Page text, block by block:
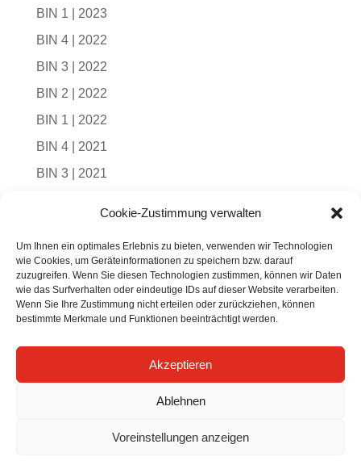
Cookie-Zustimmung verwalten
Um Ihnen ein optimales Erlebnis zu bieten, verwenden wir Technologien
wie Cookies, um Geräteinformationen zu speichern bzw. darauf
zuzugreifen. Wenn Sie diesen Technologien zustimmen, können wir Daten
wie das Surfverhalten oder eindeutige IDs auf dieser Website verarbeiten.
Wenn Sie Ihre Zustimmung nicht erteilen oder zurückziehen, können
bestimmte Merkmale und Funktionen beeinträchtigt werden.
Akzeptieren
Ablehnen
Voreinstellungen anzeigen
BIN 1 | 2023
BIN 4 | 2022
BIN 3 | 2022
BIN 2 | 2022
BIN 1 | 2022
BIN 4 | 2021
BIN 3 | 2021
BIN 4 | 2020
BIN 3 | 2020
BIN 2 | 2020
BIN 2 | 2019